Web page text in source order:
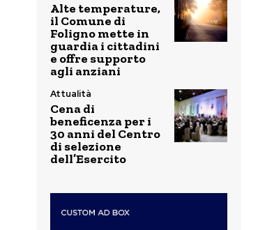
Alte temperature,
il Comune di
Foligno mette in
guardia i cittadini
e offre supporto
agli anziani
Attualità
Cena di
beneficenza per i
30 anni del Centro
di selezione
dell’Esercito